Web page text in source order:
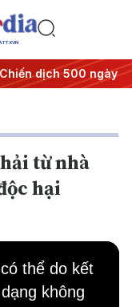
TTXVN
dịch 500 ngày đêm
từ nhà
hại
thể do kết
không